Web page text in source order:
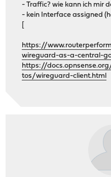
- Traffic? wie kann ich mir
- kein Interface assigned
https://
wireguard-as-a-central-
https://
tos/wireguard-client.html